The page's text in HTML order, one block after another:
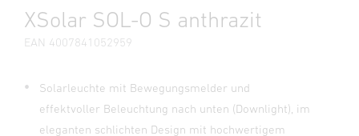
XSolar SOL-O S anthrazit
EAN 4007841052959
Solarleuchte mit Bewegungsmelder und
effektvoller Beleuchtung nach unten (Downlight), im
eleganten schlichten Design mit hochwertigem